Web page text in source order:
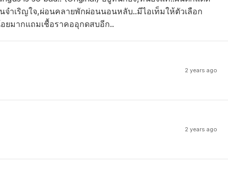
ำเริญใจ,ผ่อนคลายพักผ่อนนอนหลับ..มีไอเท็มให้ตัวเลือก
ยมากแถมเชื้อราคออุกดสบอีก..
2 years ago
2 years ago